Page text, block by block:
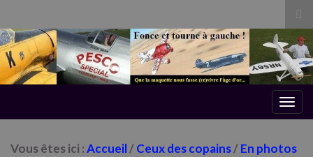
Vous êtes ici :Accueil/Ceux des copains/En photos